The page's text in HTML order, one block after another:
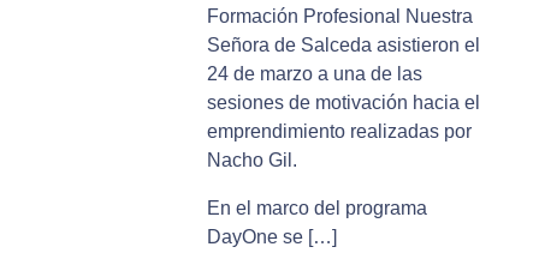
Formación Profesional Nuestra
Señora de Salceda asistieron el
24 de marzo a una de las
sesiones de motivación hacia el
emprendimiento realizadas por
Nacho Gil.
En el marco del programa
DayOne se […]